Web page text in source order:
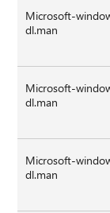
Microsoft-
dl.man
Microsoft-
dl.man
Microsoft-
dl.man